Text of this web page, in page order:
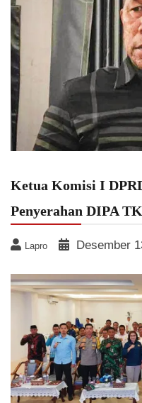
Ketua Komisi I
Penyerahan DIPA
Lapro Desember